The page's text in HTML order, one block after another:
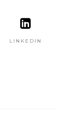
LINKEDIN